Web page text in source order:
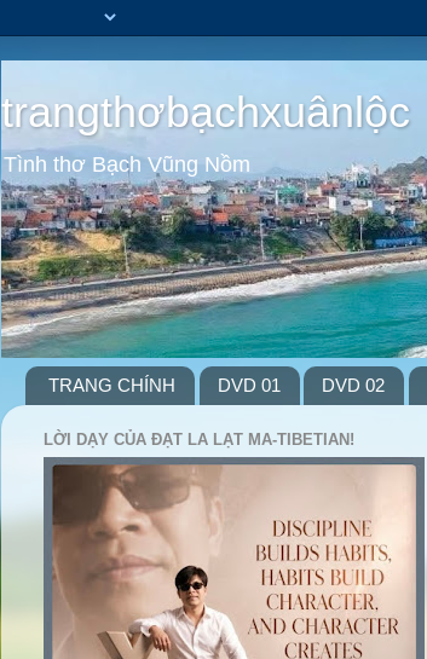
trangthơbạchxuânlộc
Tình thơ Bạch Vũng Nồm
TRANG CHÍNH DVD 01 DVD 02
LỜI DẠY CỦA ĐẠT LA LẠT MA-TIBETIAN!